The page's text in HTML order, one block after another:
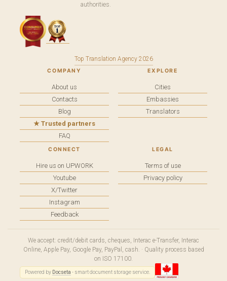
authorities.
Top Translation Agency 2026
COMPANY
About us
Contacts
Blog
★ Trusted partners
FAQ
EXPLORE
Cities
Embassies
Translators
CONNECT
Hire us on UPWORK
Youtube
X/Twitter
Instagram
Feedback
LEGAL
Terms of use
Privacy policy
We accept: credit/debit cards, cheques, Interac e-Transfer, Interac
Online, Apple Pay, Google Pay, PayPal, cash. · Quality process based
on ISO 17100.
Powered by Docseta - smart document storage service.